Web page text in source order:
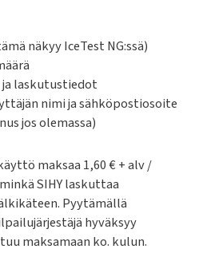
näkyy IceTest NG:ssä)
ja laskutustiedot
nimi ja sähköpostiosoite
jos olemassa)
maksaa 1,60 € + alv /
SIHY laskuttaa
Pyytämällä
hyväksyy
maksamaan ko. kulun.